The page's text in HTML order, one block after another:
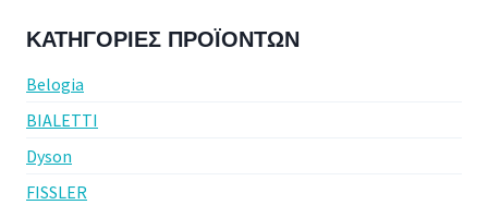
ΚΑΤΗΓΟΡΊΕΣ ΠΡΟΪΌΝΤΩΝ
Belogia
BIALETTI
Dyson
FISSLER